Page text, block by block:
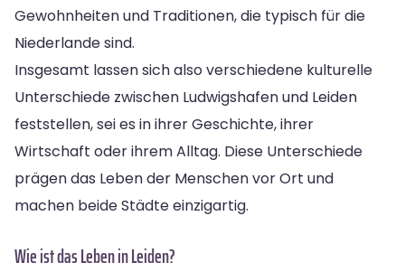
Gewohnheiten und Traditionen, die typisch für die
Niederlande sind.
Insgesamt lassen sich also verschiedene kulturelle
Unterschiede zwischen Ludwigshafen und Leiden
feststellen, sei es in ihrer Geschichte, ihrer
Wirtschaft oder ihrem Alltag. Diese Unterschiede
prägen das Leben der Menschen vor Ort und
machen beide Städte einzigartig.
Wie ist das Leben in Leiden?